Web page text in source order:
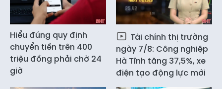
Hiểu đúng quy định
chuyển tiền trên 400
triệu đồng phải chờ 24
giờ
Tài chính thị trường
ngày 7/8: Công nghiệp
Hà Tĩnh tăng 37,5%, xe
điện tạo động lực mới